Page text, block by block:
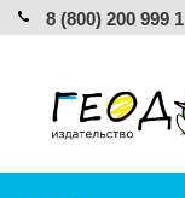
8 (800) 200 999 1